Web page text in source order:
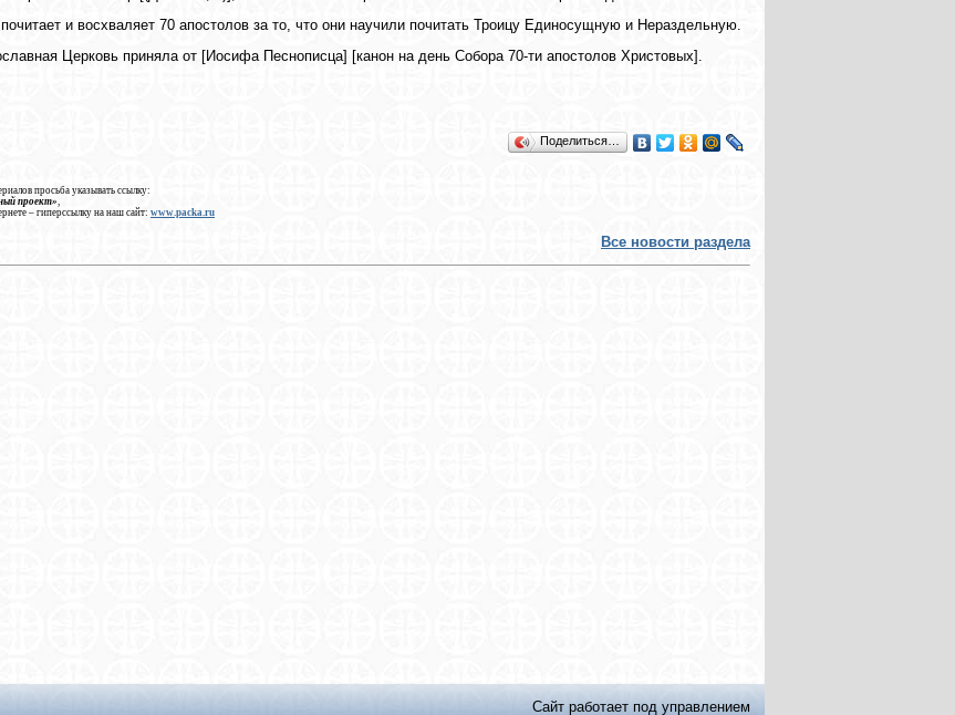
и восхваляет 70 апостолов за то, что они научили почитать Троицу Единосущную и Нераздельную.
Церковь приняла от [Иосифа Песнописца] [канон на день Собора 70-ти апостолов Христовых].
Поделиться…
просьба указывать ссылку:
проект»,
– гиперссылку на наш сайт: www.packa.ru
Все новости раздела
Сайт работает под управлением